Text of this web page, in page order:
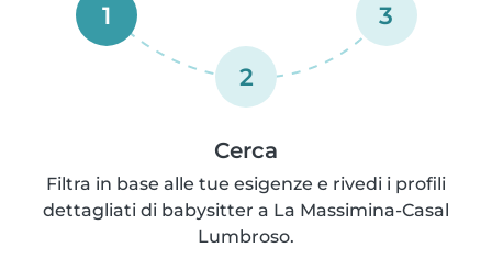
1
2
3
Cerca
Filtra in base alle tue esigenze e rivedi i profili
dettagliati di babysitter a La Massimina-Casal
Lumbroso.